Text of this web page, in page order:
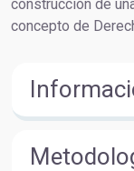
construcción de
concepto de